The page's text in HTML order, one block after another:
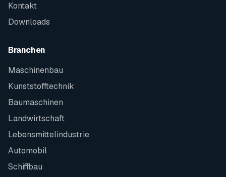
Kontakt
Downloads
Branchen
Maschinenbau
Kunststofftechnik
Baumaschinen
Landwirtschaft
Lebensmittelindustrie
Automobil
Schiffbau